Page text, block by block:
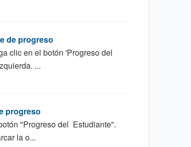
de progreso
clic en el botón 'Progreso del
...
progreso
"Progreso del Estudiante".
la o...